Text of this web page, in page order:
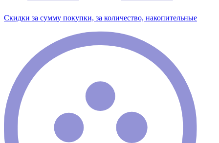
Скидки за сумму покупки, за количество, накопительные